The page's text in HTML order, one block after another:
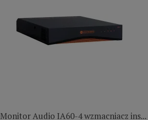
Monitor Audio IA60-4 wzmacniacz ins...